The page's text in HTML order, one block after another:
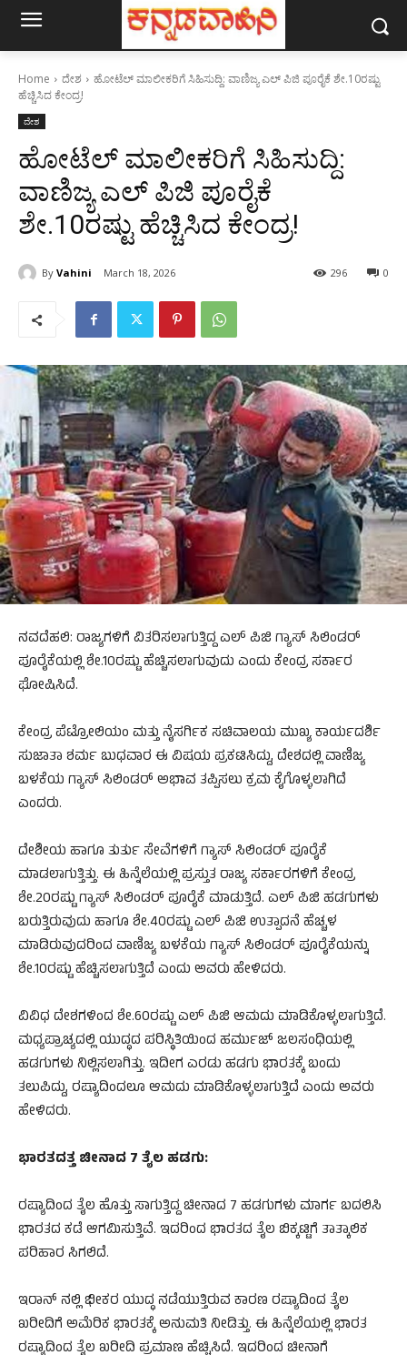
Home ದೇಶ
ಹೋಟೆಲ್ ಮಾಲೀಕರಿಗೆ ಸಿಹಿಸುದ್ದಿ: ವಾಣಿಜ್ಯ ಎಲ್ ಪಿಜಿ ಪೂರೈಕೆ ಶೇ.10ರಷ್ಟು
ಹೆಚ್ಚಿಸಿದ ಕೇಂದ್ರ!
ದೇಶ
ಹೋಟೆಲ್ ಮಾಲೀಕರಿಗೆ ಸಿಹಿಸುದ್ದಿ:
ವಾಣಿಜ್ಯ ಎಲ್ ಪಿಜಿ ಪೂರೈಕೆ
ಶೇ.10ರಷ್ಟು ಹೆಚ್ಚಿಸಿದ ಕೇಂದ್ರ!
By Vahini March 18, 2026 0
296
ನವದೆಹಲಿ: ರಾಜ್ಯಗಳಿಗೆ ವಿತರಿಸಲಾಗುತ್ತಿದ್ದ ಎಲ್ ಪಿಜಿ ಗ್ಯಾಸ್ ಸಿಲಿಂಡರ್
ಪೂರೈಕೆಯಲ್ಲಿ ಶೇ.10ರಷ್ಟು ಹೆಚ್ಚಿಸಲಾಗುವುದು ಎಂದು ಕೇಂದ್ರ ಸರ್ಕಾರ
ಘೋಷಿಸಿದೆ.
ಕೇಂದ್ರ ಪೆಟ್ರೋಲಿಯಂ ಮತ್ತು ನೈಸರ್ಗಿಕ ಸಚಿವಾಲಯ ಮುಖ್ಯ ಕಾರ್ಯದರ್ಶಿ
ಸುಜಾತಾ ಶರ್ಮ ಬುಧವಾರ ಈ ವಿಷಯ ಪ್ರಕಟಿಸಿದ್ದು, ದೇಶದಲ್ಲಿ ವಾಣಿಜ್ಯ
ಬಳಕೆಯ ಗ್ಯಾಸ್ ಸಿಲಿಂಡರ್ ಅಭಾವ ತಪ್ಪಿಸಲು ಕ್ರಮ ಕೈಗೊಳ್ಳಲಾಗಿದೆ
ಎಂದರು.
ದೇಶೀಯ ಹಾಗೂ ತುರ್ತು ಸೇವೆಗಳಿಗೆ ಗ್ಯಾಸ್ ಸಿಲಿಂಡರ್ ಪೂರೈಕೆ
ಮಾಡಲಾಗುತ್ತಿತ್ತು. ಈ ಹಿನ್ನೆಲೆಯಲ್ಲಿ ಪ್ರಸ್ತುತ ರಾಜ್ಯ ಸರ್ಕಾರಗಳಿಗೆ ಕೇಂದ್ರ
ಶೇ.20ರಷ್ಟು ಗ್ಯಾಸ್ ಸಿಲಿಂಡರ್ ಪೂರೈಕೆ ಮಾಡುತ್ತಿದೆ. ಎಲ್ ಪಿಜಿ ಹಡಗುಗಳು
ಬರುತ್ತಿರುವುದು ಹಾಗೂ ಶೇ.40ರಷ್ಟು ಎಲ್ ಪಿಜಿ ಉತ್ಪಾದನೆ ಹೆಚ್ಚಳ
ಮಾಡಿರುವುದರಿಂದ ವಾಣಿಜ್ಯ ಬಳಕೆಯ ಗ್ಯಾಸ್ ಸಿಲಿಂಡರ್ ಪೂರೈಕೆಯನ್ನು
ಶೇ.10ರಷ್ಟು ಹೆಚ್ಚಿಸಲಾಗುತ್ತಿದೆ ಎಂದು ಅವರು ಹೇಳಿದರು.
ವಿವಿಧ ದೇಶಗಳಿಂದ ಶೇ.60ರಷ್ಟು ಎಲ್ ಪಿಜಿ ಆಮದು ಮಾಡಿಕೊಳ್ಳಲಾಗುತ್ತಿದೆ.
ಮಧ್ಯಪ್ರಾಚ್ಯದಲ್ಲಿ ಯುದ್ಧದ ಪರಿಸ್ಥಿತಿಯಿಂದ ಹರ್ಮುಜ್ ಜಲಸಂಧಿಯಲ್ಲಿ
ಹಡಗುಗಳು ನಿಲ್ಲಿಸಲಾಗಿತ್ತು. ಇದೀಗ ಎರಡು ಹಡಗು ಭಾರತಕ್ಕೆ ಬಂದು
ತಲುಪಿದ್ದು, ರಷ್ಯಾದಿಂದಲೂ ಆಮದು ಮಾಡಿಕೊಳ್ಳಲಾಗುತ್ತಿದೆ ಎಂದು ಅವರು
ಹೇಳಿದರು.
ಭಾರತದತ್ತ ಚೀನಾದ 7 ತೈಲ ಹಡಗು:
ರಷ್ಯಾದಿಂದ ತೈಲ ಹೊತ್ತು ಸಾಗುತ್ತಿದ್ದ ಚೀನಾದ 7 ಹಡಗುಗಳು ಮಾರ್ಗ ಬದಲಿಸಿ
ಭಾರತದ ಕಡೆ ಆಗಮಿಸುತ್ತಿವೆ. ಇದರಿಂದ ಭಾರತದ ತೈಲ ಬಿಕ್ಕಟ್ಟಿಗೆ ತಾತ್ಕಾಲಿಕ
ಪರಿಹಾರ ಸಿಗಲಿದೆ.
ಇರಾನ್ ನಲ್ಲಿ ಭೀಕರ ಯುದ್ಧ ನಡೆಯುತ್ತಿರುವ ಕಾರಣ ರಷ್ಯಾದಿಂದ ತೈಲ
ಖರೀದಿಗೆ ಅಮೆರಿಕ ಭಾರತಕ್ಕೆ ಅನುಮತಿ ನೀಡಿತ್ತು. ಈ ಹಿನ್ನೆಲೆಯಲ್ಲಿ ಭಾರತ
ರಷ್ಯಾದಿಂದ ತೈಲ ಖರೀದಿ ಪ್ರಮಾಣ ಹೆಚ್ಚಿಸಿದೆ. ಇದರಿಂದ ಚೀನಾಗೆ